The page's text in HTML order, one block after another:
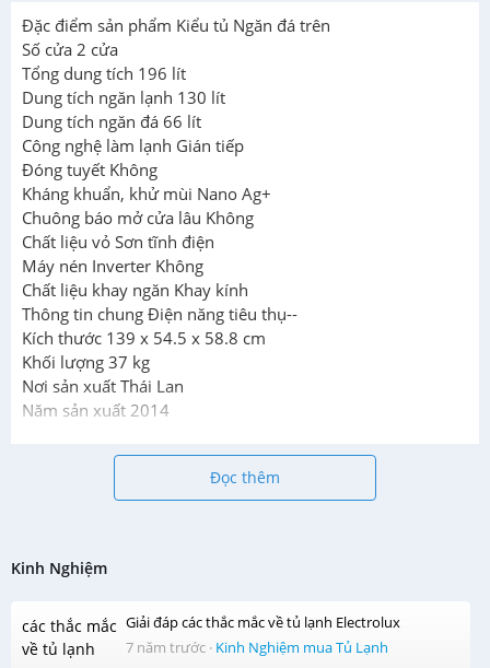
Kinh Nghiệm
Giải đáp các thắc mắc về tủ lạnh Electrolux
7 năm trước · Kinh Nghiệm mua Tủ Lạnh
Đặc điểm sản phẩm Kiểu tủ Ngăn đá trên
Số cửa 2 cửa
Tổng dung tích 196 lít
Dung tích ngăn lạnh 130 lít
Dung tích ngăn đá 66 lít
Công nghệ làm lạnh Gián tiếp
Đóng tuyết Không
Kháng khuẩn, khử mùi Nano Ag+
Chuông báo mở cửa lâu Không
Chất liệu vỏ Sơn tĩnh điện
Máy nén Inverter Không
Chất liệu khay ngăn Khay kính
Thông tin chung Điện năng tiêu thụ--
Kích thước 139 x 54.5 x 58.8 cm
Khối lượng 37 kg
Nơi sản xuất Thái Lan
Năm sản xuất 2014
Đọc thêm